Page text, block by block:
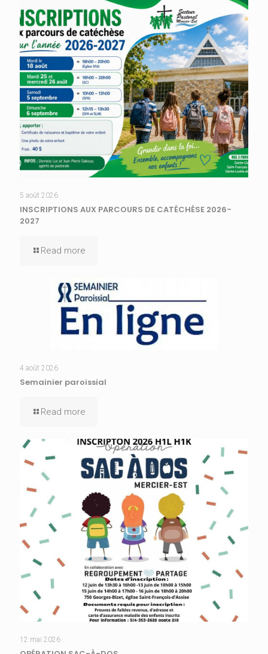
5 août 2026
INSCRIPTIONS AUX PARCOURS DE CATÉCHÈSE 2026-
2027
Read more
4 août 2026
Semainier paroissial
Read more
12 mai 2026